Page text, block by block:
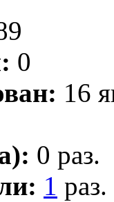
0
16
0 раз.
1 раз.